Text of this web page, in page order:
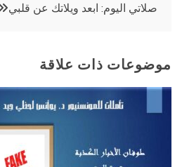
صلاتي اليوم: ابعد ويلاتك عن قلبي
موضوعات ذات علاقة